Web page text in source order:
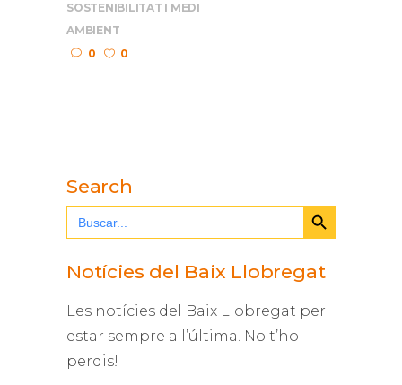
SOSTENIBILITAT I MEDI
AMBIENT
0
0
Search
Search
for:
Search Button
Notícies del Baix Llobregat
Les notícies del Baix Llobregat per
estar sempre a l’última. No t’ho
perdis!